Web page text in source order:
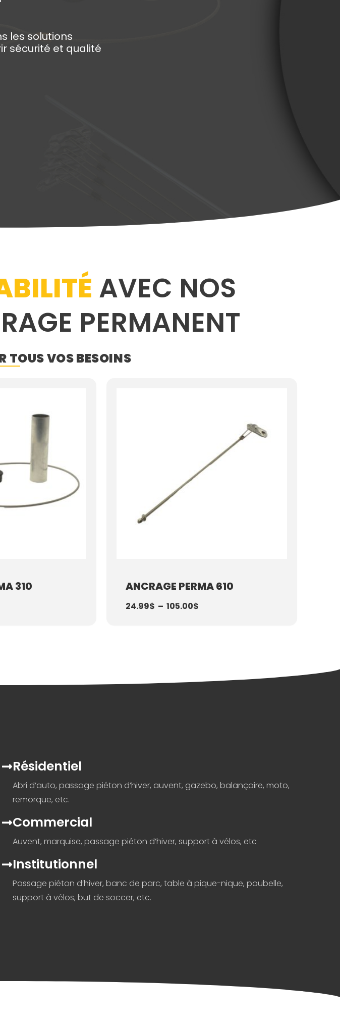
les solutions
sécurité et qualité
AVEC NOS
PERMANENT
TOUS VOS BESOINS
310 ANCRAGE PERMA 610
24.99$ – 105.00$
Résidentiel
Abri d’auto, passage piéton d’hiver, auvent, gazebo, balançoire, moto,
remorque, etc.
Commercial
Auvent, marquise, passage piéton d’hiver, support à vélos, etc
Institutionnel
Passage piéton d’hiver, banc de parc, table à pique-nique, poubelle,
support à vélos, but de soccer, etc.